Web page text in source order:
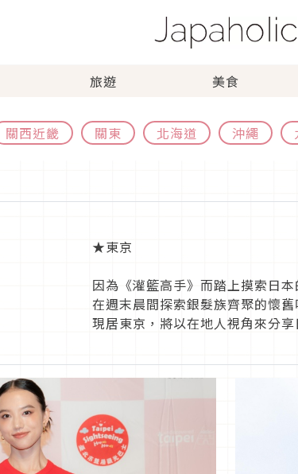
旅遊 美食
關西近畿 關東 北海道 沖繩
★東京
因為《灌籃高手》而踏上摸索日
在週末晨間探索銀髮族齊聚的懷舊
現居東京，將以在地人視角來分